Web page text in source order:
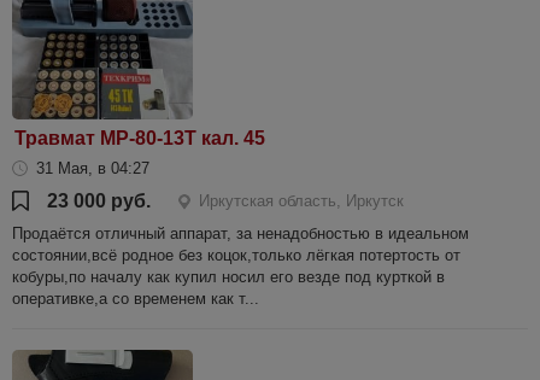
Травмат МР-80-13Т кал. 45
31 Мая, в 04:27
23 000 руб.
Иркутская область, Иркутск
Продаётся отличный аппарат, за ненадобностью в идеальном
состоянии,всё родное без коцок,только лёгкая потертость от
кобуры,по началу как купил носил его везде под курткой в
оперативке,а со временем как т...